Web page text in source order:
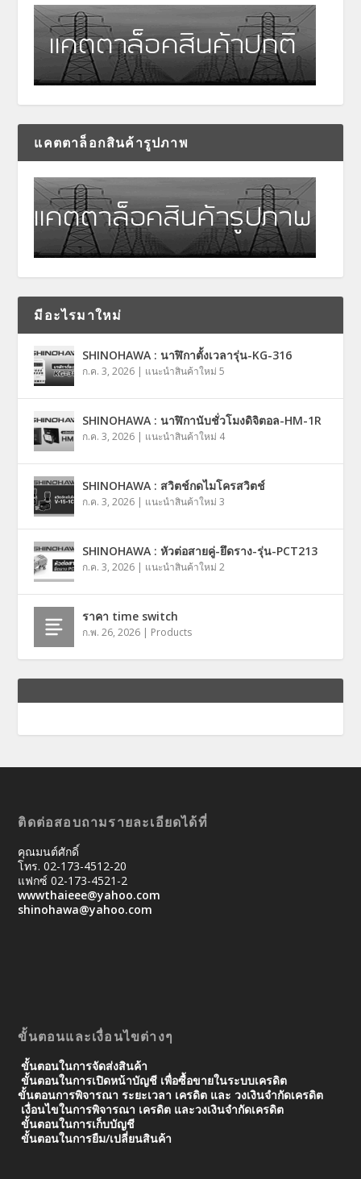
แคตตาล็อกสินค้ารูปภาพ
มีอะไรมาใหม่
SHINOHAWA : นาฬิกาตั้งเวลารุ่น-KG-316
ก.ค. 3, 2026 | แนะนำสินค้าใหม่ 5
SHINOHAWA : นาฬิกานับชั่วโมงดิจิตอล-HM-1R
ก.ค. 3, 2026 | แนะนำสินค้าใหม่ 4
SHINOHAWA : สวิตช์กดไมโครสวิตช์
ก.ค. 3, 2026 | แนะนำสินค้าใหม่ 3
SHINOHAWA : หัวต่อสายคู่-ยึดราง-รุ่น-PCT213
ก.ค. 3, 2026 | แนะนำสินค้าใหม่ 2
ราคา time switch
ก.พ. 26, 2026 | Products
ติดต่อสอบถามรายละเอียดได้ที่
คุณมนต์ศักดิ์
โทร. 02-173-4512-20
แฟกซ์ 02-173-4521-2
wwwthaieee@yahoo.com
shinohawa@yahoo.com
ขั้นตอนและเงื่อนไขต่างๆ
ขั้นตอนในการจัดส่งสินค้า
ขั้นตอนในการเปิดหน้าบัญชี เพื่อซื้อขายในระบบเครดิต
ขั้นตอนการพิจารณา ระยะเวลา เครดิต และ วงเงินจํากัดเครดิต
เงื่อนไขในการพิจารณา เครดิต และวงเงินจำกัดเครดิต
ขั้นตอนในการเก็บบัญชี
ขั้นตอนในการยืม/เปลี่ยนสินค้า